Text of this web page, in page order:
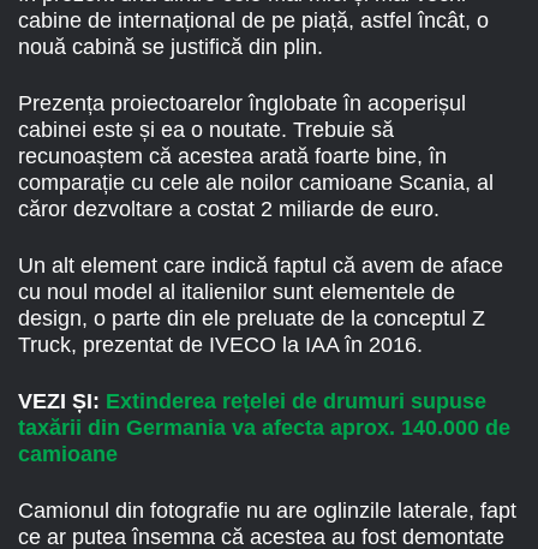
cabine de internațional de pe piață, astfel încât, o
nouă cabină se justifică din plin.
Prezența proiectoarelor înglobate în acoperișul
cabinei este și ea o noutate. Trebuie să
recunoaștem că acestea arată foarte bine, în
comparație cu cele ale noilor camioane Scania, al
căror dezvoltare a costat 2 miliarde de euro.
Un alt element care indică faptul că avem de aface
cu noul model al italienilor sunt elementele de
design, o parte din ele preluate de la conceptul Z
Truck, prezentat de IVECO la IAA în 2016.
VEZI ȘI: Extinderea rețelei de drumuri supuse
taxării din Germania va afecta aprox. 140.000 de
camioane
Camionul din fotografie nu are oglinzile laterale, fapt
ce ar putea însemna că acestea au fost demontate